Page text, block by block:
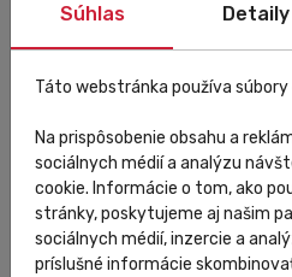
Súhlas Detaily
Táto webstránka používa súbory
Na prispôsobenie obsahu a
sociálnych médií a analýzu
cookie. Informácie o tom, ako
stránky, poskytujeme aj našim
sociálnych médií, inzercie a
príslušné informácie